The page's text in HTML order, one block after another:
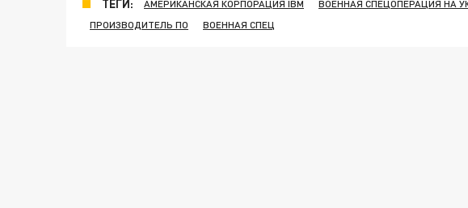
ТЕГИ: АМЕРИКАНСКАЯ КОРПОРАЦИЯ IBM ВОЕННАЯ СПЕЦОПЕРАЦИЯ НА
ПРОИЗВОДИТЕЛЬ ПО
ВОЕННАЯ СПЕЦ